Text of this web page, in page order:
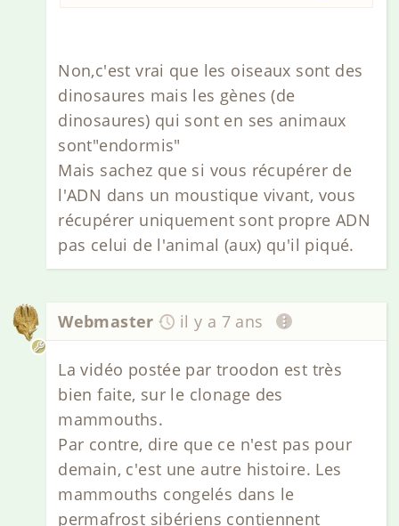
Non,c'est vrai que les oiseaux sont des
dinosaures mais les gènes (de
dinosaures) qui sont en ses animaux
sont"endormis"
Mais sachez que si vous récupérer de
l'ADN dans un moustique vivant, vous
récupérer uniquement sont propre ADN
pas celui de l'animal (aux) qu'il piqué.
Webmaster il y a 7 ans
La vidéo postée par troodon est très
bien faite, sur le clonage des
mammouths.
Par contre, dire que ce n'est pas pour
demain, c'est une autre histoire. Les
mammouths congelés dans le
permafrost sibériens contiennent